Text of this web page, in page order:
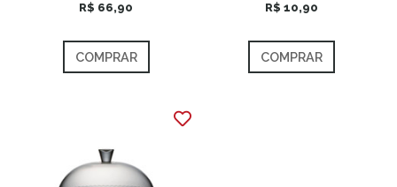
R$ 66,90
COMPRAR
R$ 10,90
COMPRAR